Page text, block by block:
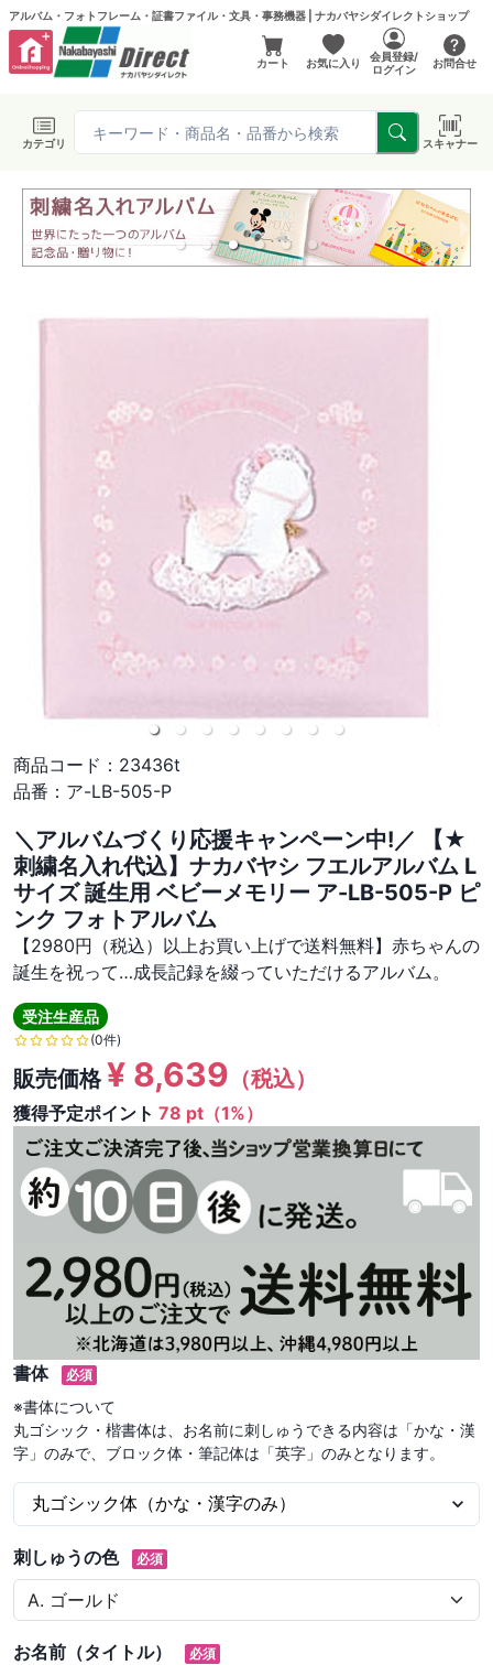
アルバム・フォトフレーム・証書ファイル・文具・事務機器 | ナカバヤシダイレクトショップ
カート お気に入り
会員登録/
ログイン
お問合せ
カテゴリ スキャナー
商品コード： 23436t
品番： ア-LB-505-P
＼アルバムづくり応援キャンペーン中!／ 【★
刺繍名入れ代込】ナカバヤシ フエルアルバム L
サイズ 誕生用 ベビーメモリー ア-LB-505-P ピ
ンク フォトアルバム
【2980円（税込）以上お買い上げで送料無料】赤ちゃんの
誕生を祝って…成長記録を綴っていただけるアルバム。
受注生産品
(0件)
販売価格¥ 8,639 （税込）
獲得予定ポイント 78 pt（1%）
書体 必須
※書体について
丸ゴシック・楷書体は、お名前に刺しゅうできる内容は「かな・漢
字」のみで、ブロック体・筆記体は「英字」のみとなります。
刺しゅうの色 必須
お名前（タイトル） 必須